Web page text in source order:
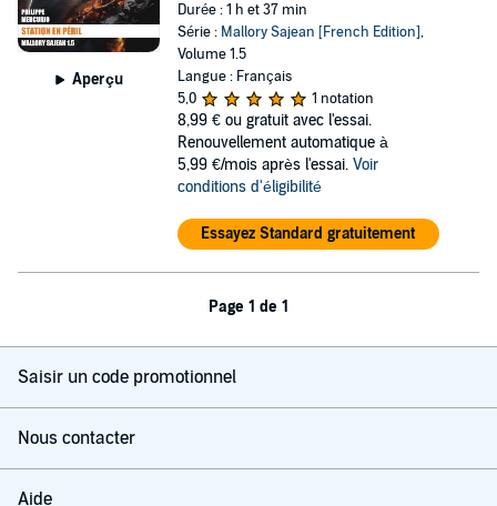
Aperçu
Durée : 1 h et 37 min
Série : Mallory Sajean [French Edition],
Volume 1.5
Langue : Français
5,0
1 notation
8,99 € ou gratuit avec l'essai.
Renouvellement automatique à
5,99 €/mois après l'essai. Voir
conditions d'éligibilité
Essayez Standard gratuitement
Page 1 de 1
Saisir un code promotionnel
Nous contacter
Aide